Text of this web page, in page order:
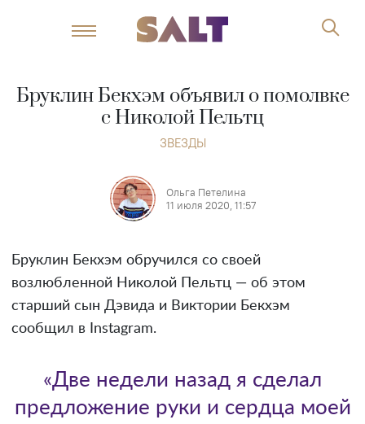
Бруклин Бекхэм объявил о помолвке
с Николой Пельтц
ЗВЕЗДЫ
Ольга Петелина
11 июля 2020, 11:57
Бруклин Бекхэм обручился со своей
возлюбленной Николой Пельтц — об этом
старший сын Дэвида и Виктории Бекхэм
сообщил в Instagram.
«Две недели назад я сделал
предложение руки и сердца моей